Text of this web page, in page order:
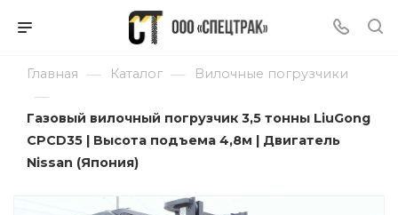
Главная — Каталог — Вилочные погрузчики
—
Газовый вилочный погрузчик 3,5 тонны LiuGong
CPCD35 | Высота подъема 4,8м | Двигатель
Nissan (Япония)